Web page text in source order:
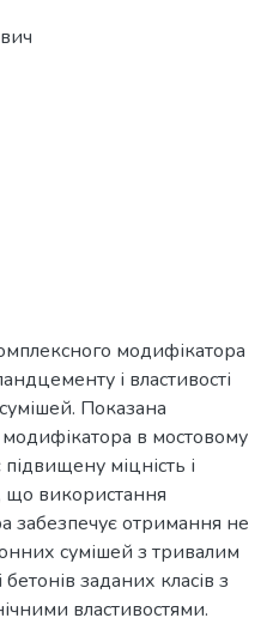
модифікатора
і властивості
Показана
в мостовому
міцність і
що використання
забезпечує отримання не
сумішей з тривалим
заданих класів з
властивостями.